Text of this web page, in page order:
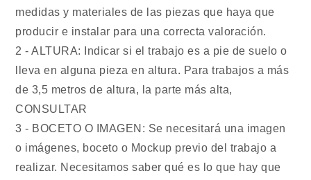
medidas y materiales de las piezas que haya que
producir e instalar para una correcta valoración.
2 - ALTURA: Indicar si el trabajo es a pie de suelo o
lleva en alguna pieza en altura. Para trabajos a más
de 3,5 metros de altura, la parte más alta,
CONSULTAR
3 - BOCETO O IMAGEN: Se necesitará una imagen
o imágenes, boceto o Mockup previo del trabajo a
realizar. Necesitamos saber qué es lo que hay que